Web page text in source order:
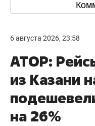
6 августа 2026, 23:58
АТОР:
из Казани
на 26%